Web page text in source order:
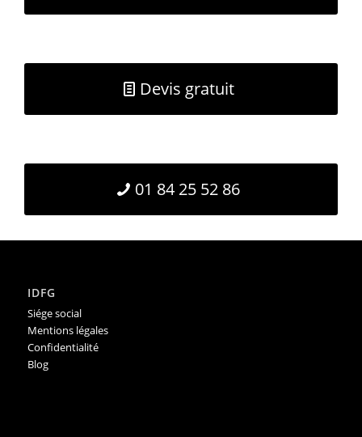
Devis gratuit
01 84 25 52 86
IDFG
Siége social
Mentions légales
Confidentialité
Blog